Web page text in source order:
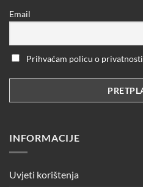
Email
Prihvaćam policu o privatnosti
INFORMACIJE
Uvjeti korištenja